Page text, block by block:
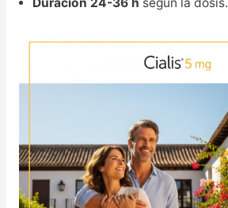
Duración 24-36 h según la dosis.